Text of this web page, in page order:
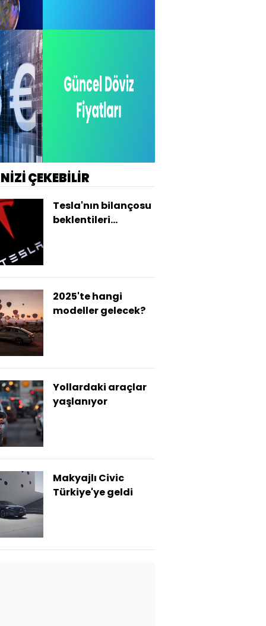
ÇEKEBİLİR
Tesla'nın bilançosu
beklentileri
2025'te hangi
modeller gelecek?
Yollardaki araçlar
yaşlanıyor
Makyajlı Civic
Türkiye'ye geldi